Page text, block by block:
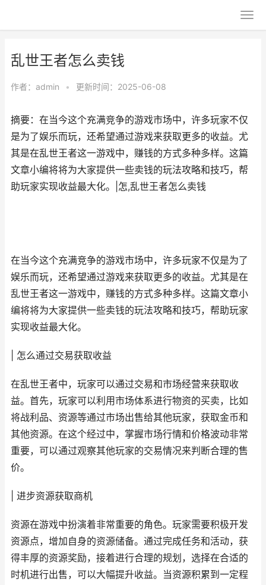
乱世王者怎么卖钱
作者： admin • 更新时间：2025-06-08
摘要：在当今这个充满竞争的游戏市场中，许多玩家不仅
是为了娱乐而玩，还希望通过游戏来获取更多的收益。尤
其是在乱世王者这一游戏中，赚钱的方式多种多样。这篇
文章小编将将为大家提供一些卖钱的玩法攻略和技巧，帮
助玩家实现收益最大化。|怎,乱世王者怎么卖钱
在当今这个充满竞争的游戏市场中，许多玩家不仅是为了
娱乐而玩，还希望通过游戏来获取更多的收益。尤其是在
乱世王者这一游戏中，赚钱的方式多种多样。这篇文章小
编将将为大家提供一些卖钱的玩法攻略和技巧，帮助玩家
实现收益最大化。
| 怎么通过交易获取收益
在乱世王者中，玩家可以通过交易和市场经营来获取收
益。首先，玩家可以利用市场体系进行物资的买卖，比如
将战利品、资源等通过市场出售给其他玩家，获取金币和
其他资源。在这个经过中，掌握市场行情和价格波动非常
重要，可以通过观察其他玩家的交易情况来判断合理的售
价。
| 进步资源获取商机
资源在游戏中扮演着非常重要的角色。玩家需要积极开发
资源点，增加自身的资源储备。通过完成任务和活动，获
得丰厚的资源奖励，接着进行合理的规划，选择在合适的
时机进行出售，可以大幅提升收益。当资源积累到一定程